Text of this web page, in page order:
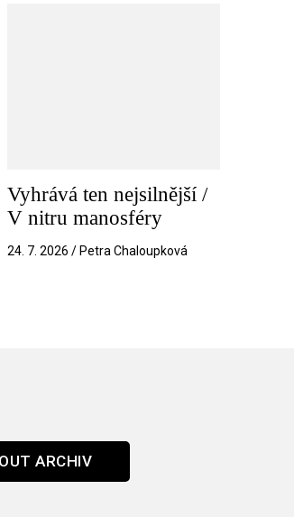
Vyhrává ten nejsilnější /
V nitru manosféry
24. 7. 2026 / Petra Chaloupková
ARCHIV